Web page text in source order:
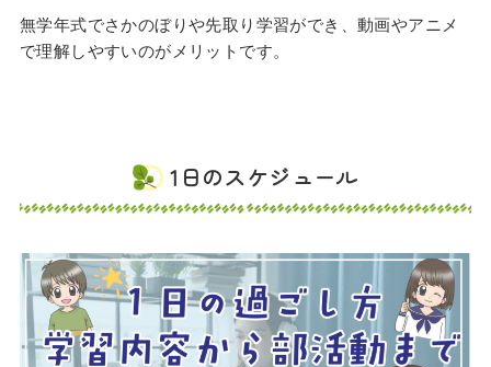
無学年式でさかのぼりや先取り学習ができ、動画やアニメ
で理解しやすいのがメリットです。
1日のスケジュール